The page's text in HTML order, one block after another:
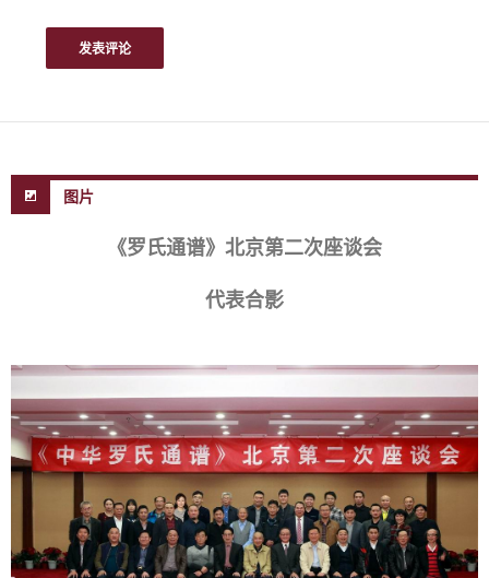
图片
《罗氏通谱》北京第二次座谈会
代表合影